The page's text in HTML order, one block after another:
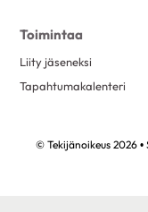
Toimintaa
Liity jäseneksi
Tapahtumakalenteri
© Tekijänoikeus 2026 •